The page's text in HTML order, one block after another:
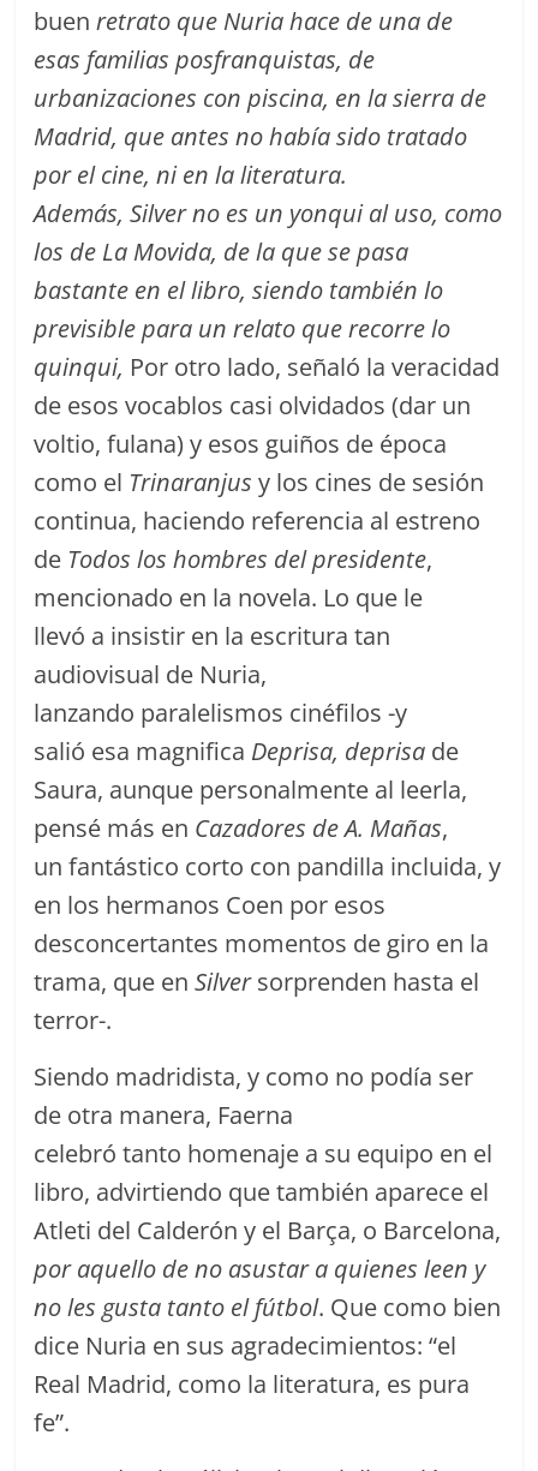
buenretrato que Nuria hace de una de
esas familias posfranquistas, de
urbanizaciones con piscina, en la sierra de
Madrid, que antes no había sido tratado
por el cine, ni en la literatura.
Además, Silver no es un yonqui al uso, como
los de La Movida, de la que se pasa
bastante en el libro, siendo también lo
previsible para un relato que recorre lo
quinqui, Por otro lado, señaló la veracidad
de esos vocablos casi olvidados (dar un
voltio, fulana) y esos guiños de época
como el Trinaranjus y los cines de sesión
continua, haciendo referencia al estreno
de Todos los hombres del presidente,
mencionado en la novela. Lo que le
llevó a insistir en la escritura tan
audiovisual de Nuria,
lanzando paralelismos cinéfilos -y
salió esa magnifica Deprisa, deprisa de
Saura, aunque personalmente al leerla,
pensé más en Cazadores de A. Mañas,
un fantástico corto con pandilla incluida, y
en los hermanos Coen por esos
desconcertantes momentos de giro en la
trama, que enSilversorprenden hasta el
terror-.
Siendo madridista, y como no podía ser
de otra manera, Faerna
celebró tanto homenaje a su equipo en el
libro, advirtiendo que también aparece el
Atleti del Calderón y el Barça, o Barcelona,
por aquello de no asustar a quienes leen y
no les gusta tanto el fútbol. Que como bien
dice Nuria en sus agradecimientos: “el
Real Madrid, como la literatura, es pura
fe”.